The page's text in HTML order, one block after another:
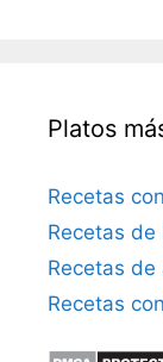
Platos
Recetas
Recetas de
Recetas de
Recetas